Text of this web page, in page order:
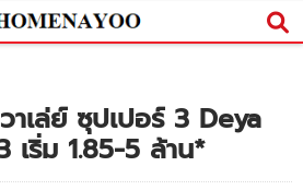
เล่ย์ ซุปเปอร์ 3 Deya
ริ่ม 1.85-5 ล้าน*